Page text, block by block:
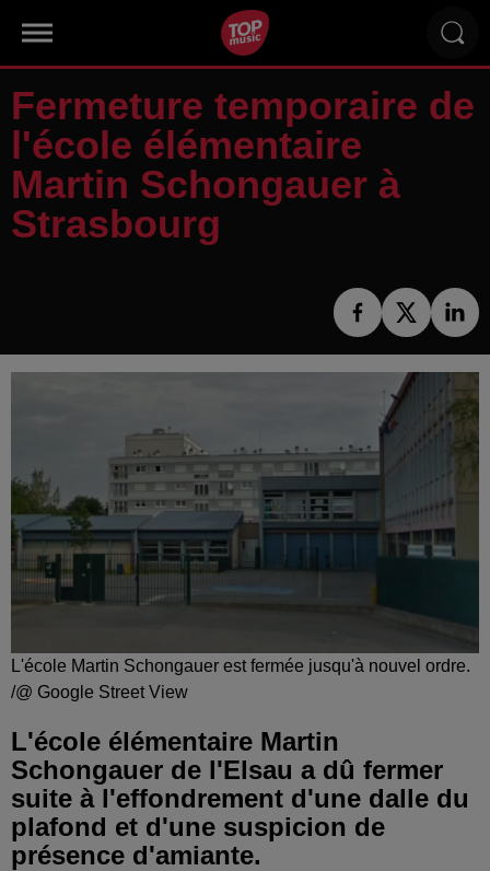
Fermeture temporaire de
l'école élémentaire
Martin Schongauer à
Strasbourg
L'école Martin Schongauer est fermée jusqu'à nouvel ordre.
/@ Google Street View
L'école élémentaire Martin
Schongauer de l'Elsau a dû fermer
suite à l'effondrement d'une dalle du
plafond et d'une suspicion de
présence d'amiante.